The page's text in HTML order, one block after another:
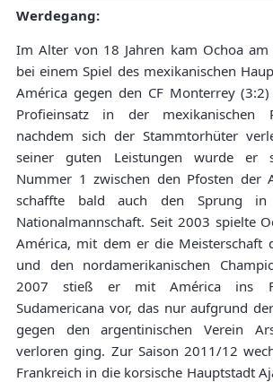
Werdegang:
Im Alter von 18 Jahren kam Ochoa
bei einem Spiel des mexikanischen
América gegen den CF Monterrey
Profieinsatz in der mexikanischen
nachdem sich der Stammtorhüter
seiner guten Leistungen wurde er
Nummer 1 zwischen den Pfosten der
schaffte bald auch den Sprung
Nationalmannschaft. Seit 2003 spielte
América, mit dem er die Meisterschaft
und den nordamerikanischen
2007 stieß er mit América ins
Sudamericana vor, das nur aufgrund
gegen den argentinischen Verein
verloren ging. Zur Saison 2011/12
Frankreich in die korsische Hauptstadt